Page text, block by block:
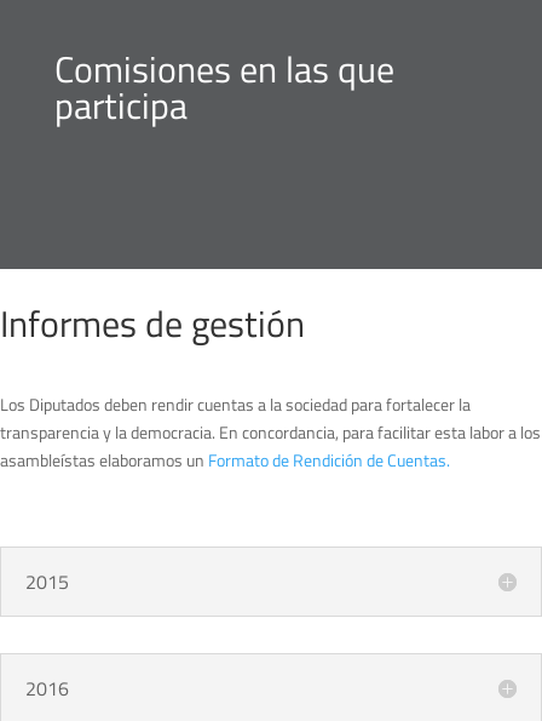
Comisiones en las que
participa
Informes de gestión
Los Diputados deben rendir cuentas a la sociedad para fortalecer la
transparencia y la democracia. En concordancia, para facilitar esta labor a los
asambleístas elaboramos un Formato de Rendición de Cuentas.
2015
2016